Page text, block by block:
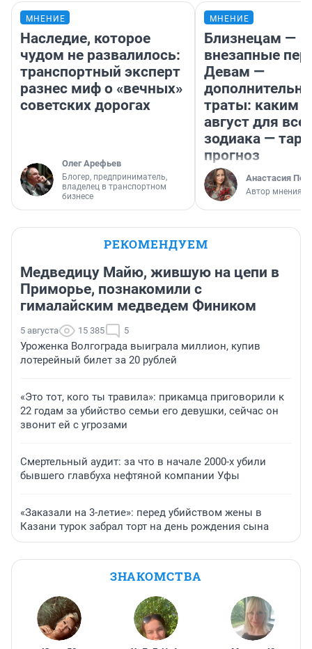
МНЕНИЕ
Наследие, которое
чудом не развалилось:
транспортный эксперт
разнес миф о «вечных»
советских дорогах
Олег Арефьев
Блогер, предприниматель,
владелец в транспортном
бизнесе
МНЕНИЕ
Близнецам —
внезапные
Девам —
траты: каким
август для
зодиака —
прогноз
Анастасия
Автор мнения
РЕКОМЕНДУЕМ
Медведицу Майю, жившую на цепи в
Приморье, познакомили с
гималайским медведем Фиником
5 августа 15 385 5
Уроженка Волгограда выиграла миллион, купив
лотерейный билет за 20 рублей
«Это тот, кого ты травила»: прикамца приговорили к
22 годам за убийство семьи его девушки, сейчас он
звонит ей с угрозами
Смертельный аудит: за что в начале 2000-х убили
бывшего главбуха нефтяной компании Уфы
«Заказали на 3-летие»: перед убийством жены в
Казани турок забрал торт на день рождения сына
ЗНАКОМСТВА